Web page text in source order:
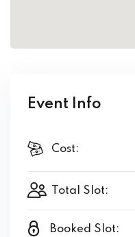
Event Info
Cost:
Total Slot:
Booked Slot: